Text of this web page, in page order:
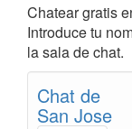
Chatear gratis
Introduce tu
la sala de chat.
Chat de
San Jose